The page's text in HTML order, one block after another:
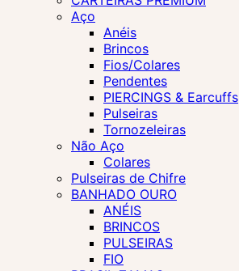
Aço
Anéis
Brincos
Fios/Colares
Pendentes
PIERCINGS & Earcuffs
Pulseiras
Tornozeleiras
Não Aço
Colares
Pulseiras de Chifre
BANHADO OURO
ANÉIS
BRINCOS
PULSEIRAS
FIO